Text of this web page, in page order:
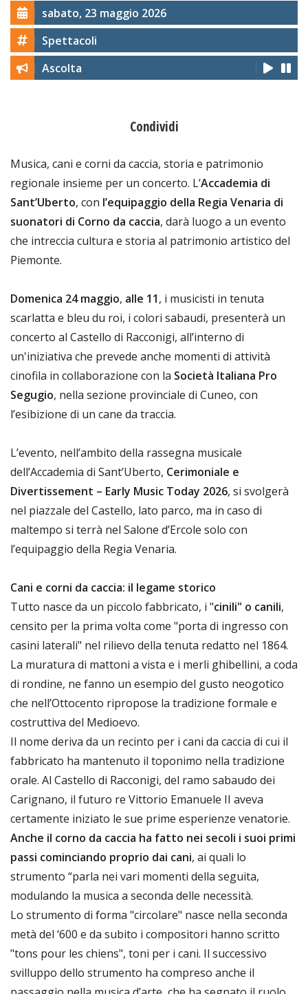
sabato, 23 maggio 2026
Spettacoli
Ascolta
Condividi
Musica, cani e corni da caccia, storia e patrimonio
regionale insieme per un concerto. L’Accademia di
Sant’Uberto, con l’equipaggio della Regia Venaria di
suonatori di Corno da caccia, darà luogo a un evento
che intreccia cultura e storia al patrimonio artistico del
Piemonte.
Domenica 24 maggio, alle 11, i musicisti in tenuta
scarlatta e bleu du roi, i colori sabaudi, presenterà un
concerto al Castello di Racconigi, all’interno di
un'iniziativa che prevede anche momenti di attività
cinofila in collaborazione con la Società Italiana Pro
Segugio, nella sezione provinciale di Cuneo, con
l’esibizione di un cane da traccia.
L’evento, nell’ambito della rassegna musicale
dell’Accademia di Sant’Uberto, Cerimoniale e
Divertissement – Early Music Today 2026, si svolgerà
nel piazzale del Castello, lato parco, ma in caso di
maltempo si terrà nel Salone d’Ercole solo con
l’equipaggio della Regia Venaria.
Cani e corni da caccia: il legame storico
Tutto nasce da un piccolo fabbricato, i "cinili" o canili,
censito per la prima volta come "porta di ingresso con
casini laterali" nel rilievo della tenuta redatto nel 1864.
La muratura di mattoni a vista e i merli ghibellini, a coda
di rondine, ne fanno un esempio del gusto neogotico
che nell’Ottocento ripropose la tradizione formale e
costruttiva del Medioevo.
Il nome deriva da un recinto per i cani da caccia di cui il
fabbricato ha mantenuto il toponimo nella tradizione
orale. Al Castello di Racconigi, del ramo sabaudo dei
Carignano, il futuro re Vittorio Emanuele II aveva
certamente iniziato le sue prime esperienze venatorie.
Anche il corno da caccia ha fatto nei secoli i suoi primi
passi cominciando proprio dai cani, ai quali lo
strumento “parla nei vari momenti della seguita,
modulando la musica a seconda delle necessità.
Lo strumento di forma "circolare" nasce nella seconda
metà del ‘600 e da subito i compositori hanno scritto
"tons pour les chiens", toni per i cani. Il successivo
svilluppo dello strumento ha compreso anche il